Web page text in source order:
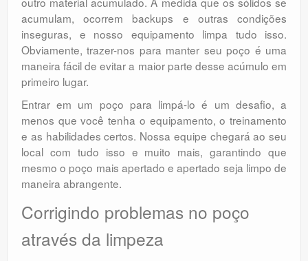
acumulam, ocorrem backups e outras condições
inseguras, e nosso equipamento limpa tudo isso.
Obviamente, trazer-nos para manter seu poço é uma
maneira fácil de evitar a maior parte desse acúmulo em
primeiro lugar.
Entrar em um poço para limpá-lo é um desafio, a
menos que você tenha o equipamento, o treinamento
e as habilidades certos. Nossa equipe chegará ao seu
local com tudo isso e muito mais, garantindo que
mesmo o poço mais apertado e apertado seja limpo de
maneira abrangente.
Corrigindo problemas no poço
através da limpeza